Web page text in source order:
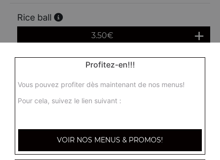
Rice ball
3.50€
Beignet de pommes
2.50€
Profitez-en!!!
Vous pouvez profiter dès maintenant de nos menus!
Pour cela, suivez le lien suivant :
VOIR NOS MENUS & PROMOS!